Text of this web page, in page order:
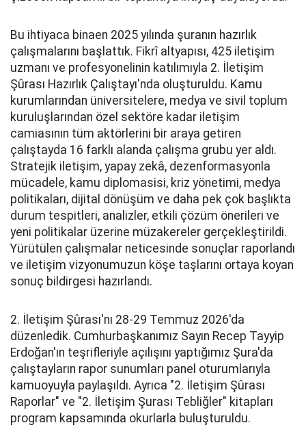
Bu ihtiyaca binaen 2025 yılında şuranın hazırlık
çalışmalarını başlattık. Fikrî altyapısı, 425 iletişim
uzmanı ve profesyonelinin katılımıyla 2. İletişim
Şûrası Hazırlık Çalıştayı'nda oluşturuldu. Kamu
kurumlarından üniversitelere, medya ve sivil toplum
kuruluşlarından özel sektöre kadar iletişim
camiasının tüm aktörlerini bir araya getiren
çalıştayda 16 farklı alanda çalışma grubu yer aldı.
Stratejik iletişim, yapay zekâ, dezenformasyonla
mücadele, kamu diplomasisi, kriz yönetimi, medya
politikaları, dijital dönüşüm ve daha pek çok başlıkta
durum tespitleri, analizler, etkili çözüm önerileri ve
yeni politikalar üzerine müzakereler gerçekleştirildi.
Yürütülen çalışmalar neticesinde sonuçlar raporlandı
ve iletişim vizyonumuzun köşe taşlarını ortaya koyan
sonuç bildirgesi hazırlandı.
2. İletişim Şûrası'nı 28-29 Temmuz 2026'da
düzenledik. Cumhurbaşkanımız Sayın Recep Tayyip
Erdoğan'ın teşrifleriyle açılışını yaptığımız Şura'da
çalıştayların rapor sunumları panel oturumlarıyla
kamuoyuyla paylaşıldı. Ayrıca "2. İletişim Şûrası
Raporlar" ve "2. İletişim Şurası Tebliğler" kitapları
program kapsamında okurlarla buluşturuldu.